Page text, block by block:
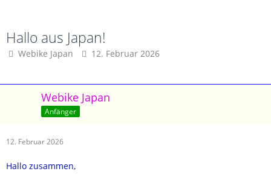
Hallo aus Japan!
Webike Japan 12. Februar 2026
Webike Japan
Anfänger
12. Februar 2026
Hallo zusammen,